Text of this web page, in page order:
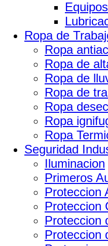
Ropa de
Ropa
Ropa de
Ropa de
Ropa de
Ropa
Ropa
Ropa
Seguridad
Iluminacion
Primeros
Proteccion
Proteccion
Proteccion
Proteccion